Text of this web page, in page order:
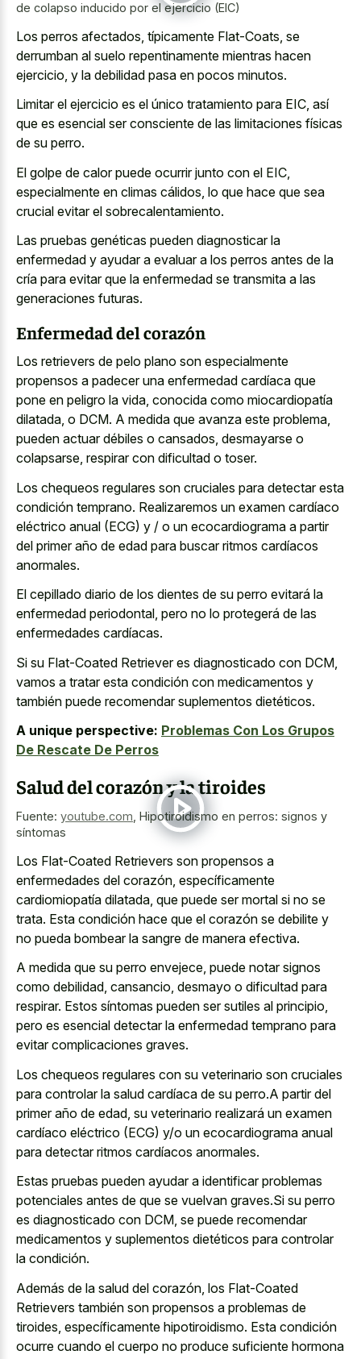
de colapso inducido por el ejercicio (EIC)
Los perros afectados, típicamente Flat-Coats, se
derrumban al suelo repentinamente mientras hacen
ejercicio, y la debilidad pasa en pocos minutos.
Limitar el ejercicio es el único tratamiento para EIC, así
que es esencial ser consciente de las limitaciones físicas
de su perro.
El golpe de calor puede ocurrir junto con el EIC,
especialmente en climas cálidos, lo que hace que sea
crucial evitar el sobrecalentamiento.
Las pruebas genéticas pueden diagnosticar la
enfermedad y ayudar a evaluar a los perros antes de la
cría para evitar que la enfermedad se transmita a las
generaciones futuras.
Enfermedad del corazón
Los retrievers de pelo plano son especialmente
propensos a padecer una enfermedad cardíaca que
pone en peligro la vida, conocida como miocardiopatía
dilatada, o DCM. A medida que avanza este problema,
pueden actuar débiles o cansados, desmayarse o
colapsarse, respirar con dificultad o toser.
Los chequeos regulares son cruciales para detectar esta
condición temprano. Realizaremos un examen cardíaco
eléctrico anual (ECG) y / o un ecocardiograma a partir
del primer año de edad para buscar ritmos cardíacos
anormales.
El cepillado diario de los dientes de su perro evitará la
enfermedad periodontal, pero no lo protegerá de las
enfermedades cardíacas.
Si su Flat-Coated Retriever es diagnosticado con DCM,
vamos a tratar esta condición con medicamentos y
también puede recomendar suplementos dietéticos.
A unique perspective: Problemas Con Los Grupos
De Rescate De Perros
Salud del corazón y la tiroides
Fuente: youtube.com Hipotiroidismo en perros: signos y
síntomas
Los Flat-Coated Retrievers son propensos a
enfermedades del corazón, específicamente
cardiomiopatía dilatada, que puede ser mortal si no se
trata. Esta condición hace que el corazón se debilite y
no pueda bombear la sangre de manera efectiva.
A medida que su perro envejece, puede notar signos
como debilidad, cansancio, desmayo o dificultad para
respirar. Estos síntomas pueden ser sutiles al principio,
pero es esencial detectar la enfermedad temprano para
evitar complicaciones graves.
Los chequeos regulares con su veterinario son cruciales
para controlar la salud cardíaca de su perro.A partir del
primer año de edad, su veterinario realizará un examen
cardíaco eléctrico (ECG) y/o un ecocardiograma anual
para detectar ritmos cardíacos anormales.
Estas pruebas pueden ayudar a identificar problemas
potenciales antes de que se vuelvan graves.Si su perro
es diagnosticado con DCM, se puede recomendar
medicamentos y suplementos dietéticos para controlar
la condición.
Además de la salud del corazón, los Flat-Coated
Retrievers también son propensos a problemas de
tiroides, específicamente hipotiroidismo. Esta condición
ocurre cuando el cuerpo no produce suficiente hormona